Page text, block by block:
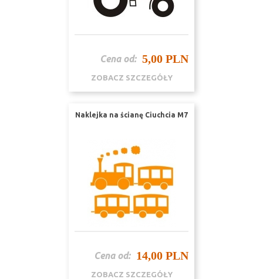
Cena od: 5,00 PLN
ZOBACZ SZCZEGÓŁY
Naklejka na ścianę Ciuchcia M7
Cena od: 14,00 PLN
ZOBACZ SZCZEGÓŁY